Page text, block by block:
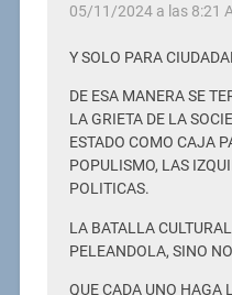
05/11/2024 a las 8:21
Y SOLO PARA
DE ESA MANERA SE
LA GRIETA DE LA
ESTADO COMO CAJA
POPULISMO, LAS
POLITICAS.
LA BATALLA
PELEANDOLA, SINO
QUE CADA UNO HAGA